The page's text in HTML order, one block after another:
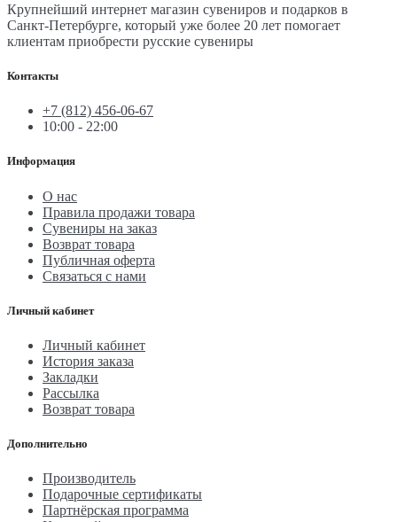
Крупнейший интернет магазин сувениров и подарков в
Санкт-Петербурге, который уже более 20 лет помогает
клиентам приобрести русские сувениры
Контакты
+7 (812) 456-06-67
10:00 - 22:00
Информация
О нас
Правила продажи товара
Сувениры на заказ
Возврат товара
Публичная оферта
Связаться с нами
Личный кабинет
Личный кабинет
История заказа
Закладки
Рассылка
Возврат товара
Дополнительно
Производитель
Подарочные сертификаты
Партнёрская программа